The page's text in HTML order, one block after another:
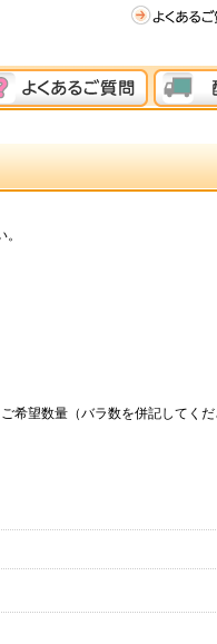
希望数量（バラ数を併記してく